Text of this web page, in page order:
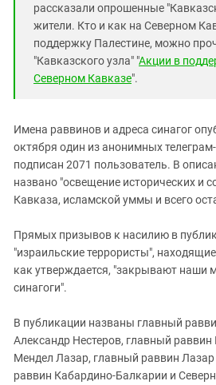
рассказали опрошенные
жители. Кто и как на Северном
поддержку Палестине, можно
"Кавказского узла" "Акции в
Северном Кавказе".
Имена раввинов и адреса синагог
октября один из анонимных
подписан 2071 пользователь. В
названо "освещение исторических и
Кавказа, исламской уммы и всего
Прямых призывов к насилию в
"израильские террористы",
как утверждается, "закрывают наши
синагоги".
В публикации названы главный
Александр Нестеров, главный
Мендел Лазар, главный раввин
раввин Кабардино-Балкарии и